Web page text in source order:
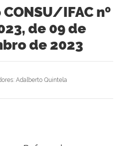
IFAC nº
de 09 de
de 2023
Adalberto Quintela